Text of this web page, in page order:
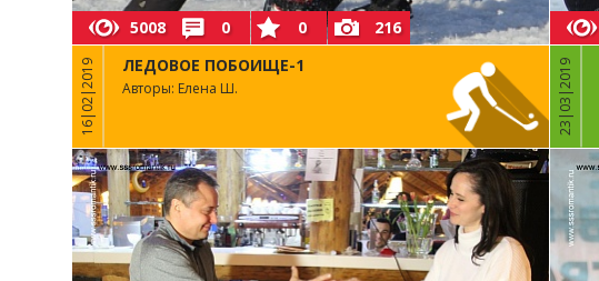
5008 0 0 216
16|02|2019 ЛЕДОВОЕ ПОБОИЩЕ-1
Авторы: Елена Ш. 23|03|2019